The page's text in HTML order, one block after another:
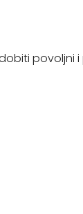
povoljni i